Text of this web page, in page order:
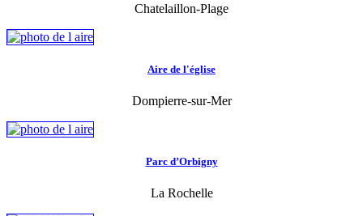
Chatelaillon-Plage
Aire de l'église
Dompierre-sur-Mer
Parc d’Orbigny
La Rochelle